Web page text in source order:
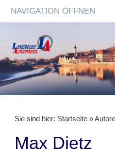
NAVIGATION ÖFFNEN
Sie sind hier: Startseite »
Max Dietz